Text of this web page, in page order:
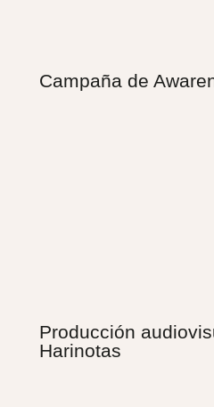
Campaña de
Producción
Harinotas